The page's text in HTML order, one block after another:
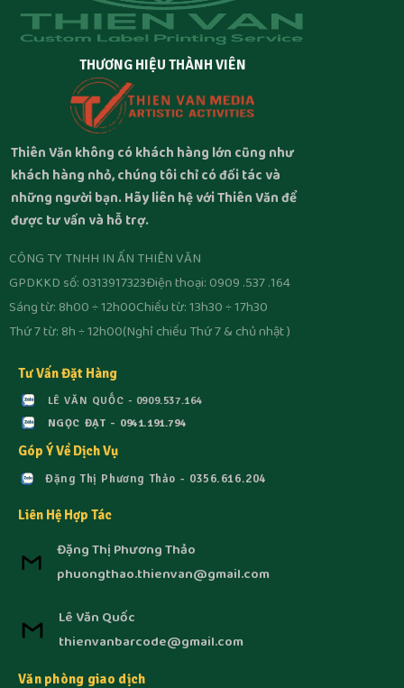
THƯƠNG HIỆU THÀNH VIÊN
Thiên Văn không có khách hàng lớn cũng như
khách hàng nhỏ, chúng tôi chỉ có đối tác và
những người bạn. Hãy liên hệ với Thiên Văn để
được tư vấn và hỗ trợ.
CÔNG TY TNHH IN ẤN THIÊN VĂN
GPDKKD số: 0313917323Điện thoại: 0909 .537 .164
Sáng từ: 8h00 ÷ 12h00Chiều từ: 13h30 ÷ 17h30
Thứ 7 từ: 8h ÷ 12h00(Nghỉ chiều Thứ 7 & chủ nhật )
Tư Vấn Đặt Hàng
LÊ VĂN QUỐC - 0909.537.164
NGỌC ĐẠT - 0941.191.794
Góp Ý Về Dịch Vụ
Đặng Thị Phương Thảo - 0356.616.204
Liên Hệ Hợp Tác
Đặng Thị Phương Thảo
phuongthao.thienvan@gmail.com
Lê Văn Quốc
thienvanbarcode@gmail.com
Văn phòng giao dịch